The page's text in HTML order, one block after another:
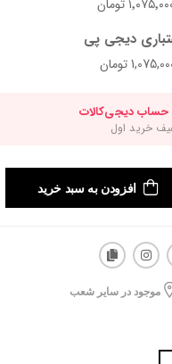
دیجی پی
افزودن به سبد خرید
موجود در سایر شعب